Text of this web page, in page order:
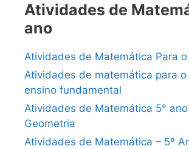
Atividades de
ano
Atividades de Matemática Para o
Atividades de matemática para o
ensino fundamental
Atividades de Matemática 5°
Geometria
Atividades de Matemática – 5º